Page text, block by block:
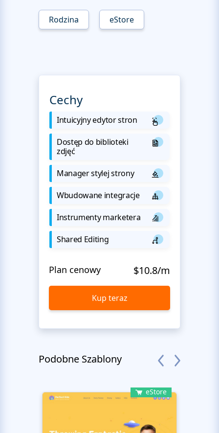
Rodzina eStore
Cechy
Intuicyjny edytor stron
Dostęp do biblioteki
zdjęć
Manager stylej strony
Wbudowane integracje
Instrumenty marketera
Shared Editing
Plan cenowy $10.8/m
Kup teraz
Podobne Szablony
eStore